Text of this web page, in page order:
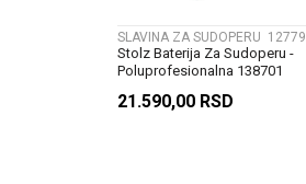
POŠALJI
SLAVINA ZA SUDOPERU 12779
Stolz Baterija Za Sudoperu -
Poluprofesionalna 138701
21.590,00 RSD